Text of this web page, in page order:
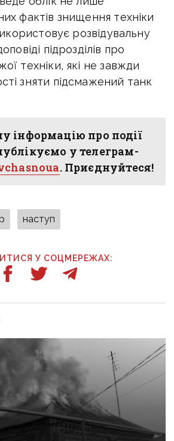
фактів знищення техніки
розвідувальну
підрозділів про
техніки, які не завжди
зняти підсмажений танк
інформацію про події
у телеграм-
. Приєднуйтеся!
наступ
У СОЦМЕРЕЖАХ: